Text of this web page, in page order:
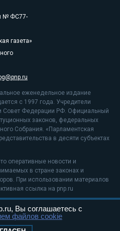
№ ФС77-
газета»
еженедельное издание
с 1997 года. Учредители
Совет Федерации РФ. Официальный
законов, федеральных
Собрания. «Парламентская
в десяти субъектах
оперативные новости и
в стране законах и
При использовании материалов
ссылка на pnp.ru
рекомендательные
Вы соглашаетесь с
файлов cookie